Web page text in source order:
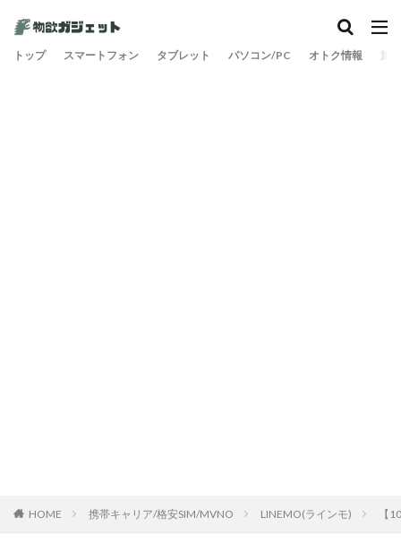
トップ スマートフォン タブレット パソコン/PC オトク情報 旅
HOME 携帯キャリア/格安SIM/MVNO LINEMO(ラインモ) 【
カテゴリー